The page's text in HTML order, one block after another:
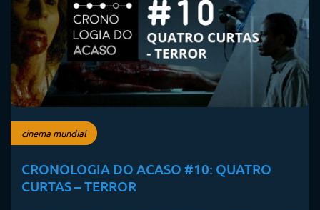
cinema mundial
CRONOLOGIA DO ACASO #10: QUATRO
CURTAS – TERROR